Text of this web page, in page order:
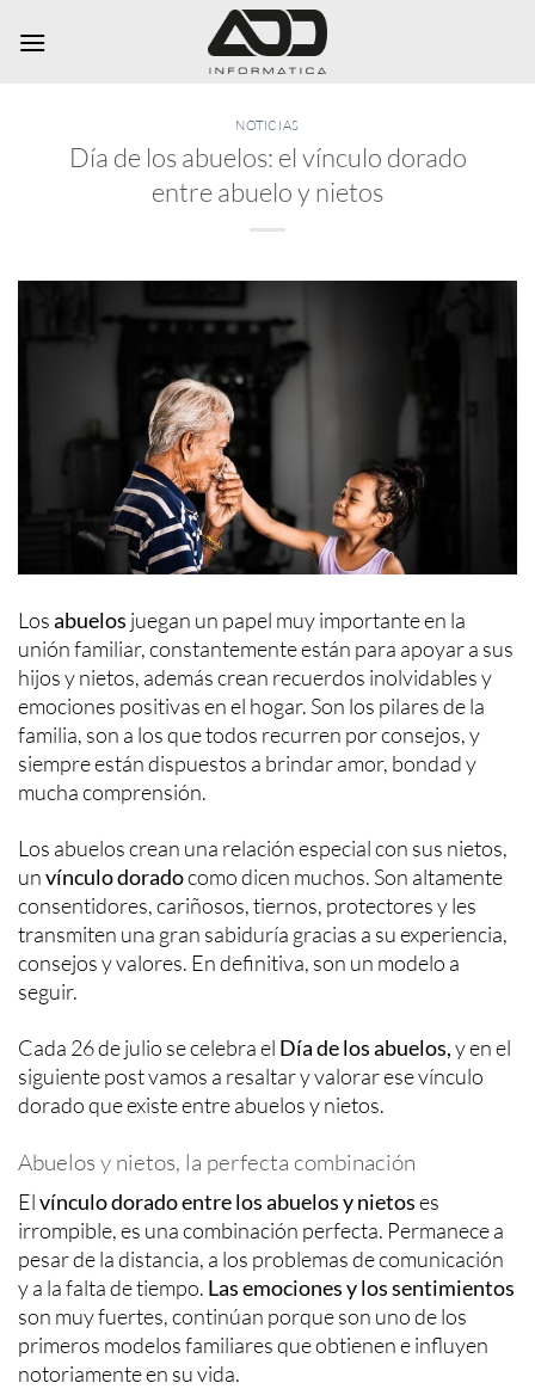
NOTICIAS
Día de los abuelos: el vínculo dorado
entre abuelo y nietos
Losabuelos juegan un papel muy importante en la
unión familiar, constantemente están para apoyar a sus
hijos y nietos, además crean recuerdos inolvidables y
emociones positivas en el hogar. Son los pilares de la
familia, son a los que todos recurren por consejos, y
siempre están dispuestos a brindar amor, bondad y
mucha comprensión.
Los abuelos crean una relación especial con sus nietos,
unvínculo doradocomo dicen muchos. Son altamente
consentidores, cariñosos, tiernos, protectores y les
transmiten una gran sabiduría gracias a su experiencia,
consejos y valores. En definitiva, son un modelo a
seguir.
Cada 26 de julio se celebra el Día de los abuelos,y en el
siguiente post vamos a resaltar y valorar ese vínculo
dorado que existe entre abuelos y nietos.
Abuelos y nietos, la perfecta combinación
Elvínculo dorado entre los abuelos y nietoses
irrompible, es una combinación perfecta. Permanece a
pesar de la distancia, a los problemas de comunicación
y a la falta de tiempo. Las emociones y los sentimientos
son muy fuertes, continúan porque son uno de los
primeros modelos familiares que obtienen e influyen
notoriamente en su vida.